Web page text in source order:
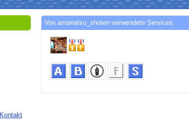
Von amanatsu_shoten verwendete Services.
Kontakt